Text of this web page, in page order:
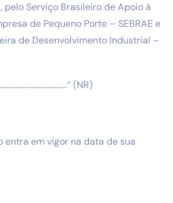
pelo Serviço Brasileiro de Apoio à
de Pequeno Porte – SEBRAE e
de Desenvolvimento Industrial –
(NR)
entra em vigor na data de sua